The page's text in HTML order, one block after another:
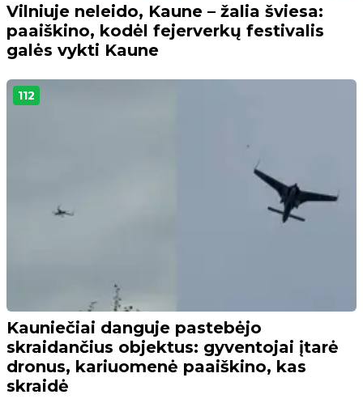
Vilniuje neleido, Kaune – žalia šviesa:
paaiškino, kodėl fejerverkų festivalis
galės vykti Kaune
112
Kauniečiai danguje pastebėjo
skraidančius objektus: gyventojai įtarė
dronus, kariuomenė paaiškino, kas
skraidė